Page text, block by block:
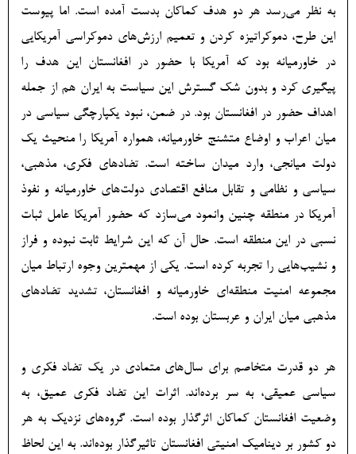
به نظر می‌رسد هر دو هدف کماکان بدست آمده است. اما پیوست
این طرح، دموکراتیزه کردن و تعمیم ارزش‌های دموکراسی آمریکایی
در خاورمیانه بود که آمریکا با حضور در افغانستان این هدف را
پیگیری‌ کرد و بدون شک گسترش این سیاست به ایران هم از جمله
اهداف حضور در افغانستان بود. در ضمن، نبود یکپارچگی سیاسی در
میان اعراب و اوضاع متشنج خاورمیانه، همواره آمریکا را منحیث یک
دولت میانجی، وارد میدان ساخته است. تضادهای فکری، مذهبی،
سیاسی و نظامی و تقابل منافع اقتصادی دولت‌های خاورمیانه و نفوذ
آمریکا در منطقه چنین وانمود می‌سازد که حضور آمریکا عامل ثبات
نسبی در این منطقه است. حال آن که این شرایط ثابت نبوده و فراز
و نشیب‌هایی را تجربه کرده است. یکی از مهمترین وجوه ارتباط میان
مجموعه امنیت منطقه‌ای خاورمیانه و افغانستان، تشدید تضادهای
مذهبی میان ایران و عربستان بوده است.
هر دو قدرت متخاصم برای سال‌های متمادی در یک تضاد فکری و
سیاسی عمیقی، به سر برده‌اند. اثرات این تضاد فکری عمیق، به
وضعیت افغانستان کماکان اثرگذار بوده است. گروه‌های نزدیک به هر
دو کشور بر دینامیک امنیتی افغانستان تاثیرگذار بوده‌اند. به این لحاظ